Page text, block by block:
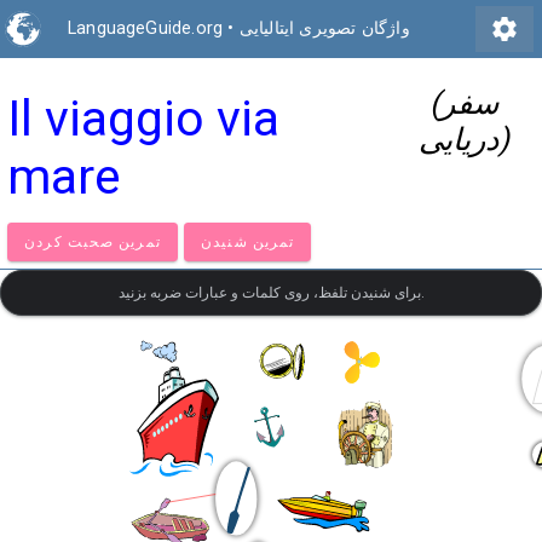
LanguageGuide.org • واژگان تصویری ایتالیایی settings
Il viaggio via
mare
(سفر
دریایی)
تمرین صحبت کردن تمرین شنیدن
برای شنیدن تلفظ، روی کلمات و عبارات ضربه بزنید.